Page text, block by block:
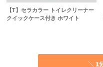
【T】セラカラー トイレクリーナー
クイックケース付き ホワイト